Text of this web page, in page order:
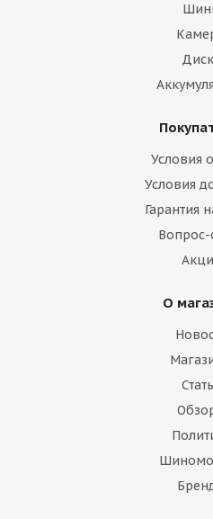
Условия
Условия
Гарантия
Вопрос-
О